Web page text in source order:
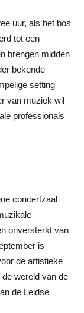
uur, als het bos
tot een
brengen midden
bekende
setting
van muziek wil
professionals
concertzaal
onversterkt van
is
de artistieke
wereld van de
de Leidse